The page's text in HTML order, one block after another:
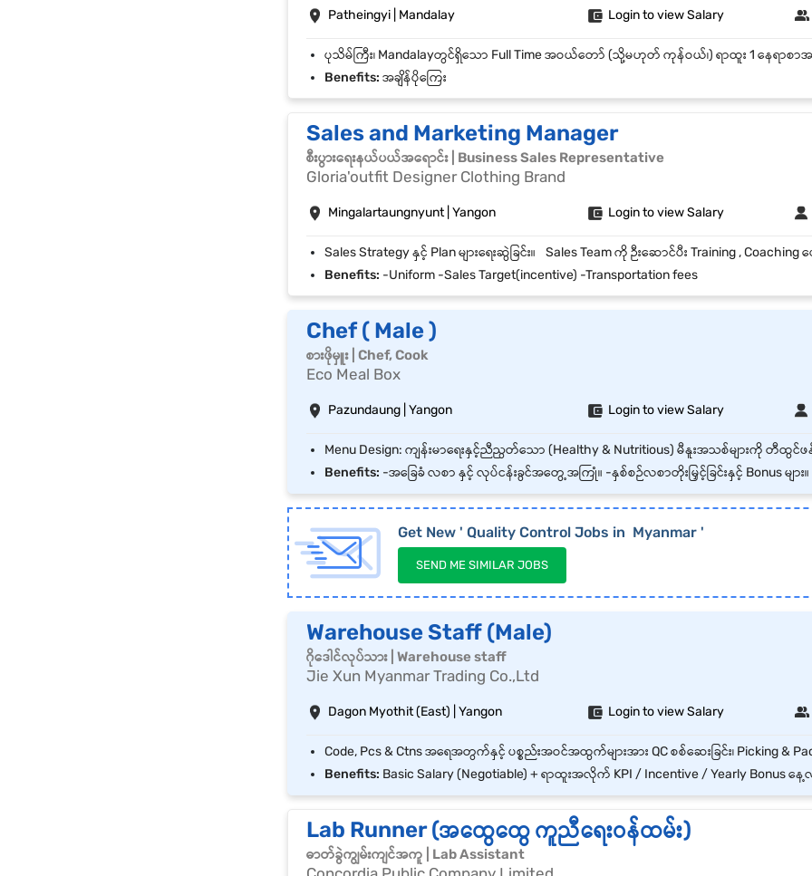
Patheingyi | Mandalay Login to view Salary
Benefits: အချိန်ပိုကြေး
Sales and Marketing Manager
စီးပွားရေးနယ်ပယ်အရောင်း | Business Sales Representative
Gloria'outfit Designer Clothing Brand
Mingalartaungnyunt | Yangon Login to view Salary
Benefits: -Uniform -Sales Target(incentive) -Transportation fees
Chef ( Male )
စားဖိုမှူး | Chef, Cook
Eco Meal Box
Pazundaung | Yangon Login to view Salary
Benefits: -အခြေခံ လစာ နှင့် လုပ်ငန်းခွင်အတွေ့အကြုံ။ -နှစ်စဉ်လစာတိုးမြှင့်ခြင်းနှင့် Bonus များ။
Get New ' Quality Control Jobs in Myanmar '
SEND ME SIMILAR JOBS
Warehouse Staff (Male)
ဂိုဒေါင်လုပ်သား | Warehouse staff
Jie Xun Myanmar Trading Co.,Ltd
Dagon Myothit (East) | Yangon Login to view Salary
Benefits: Basic Salary (Negotiable) + ရာထူးအလိုက် KPI / Incentive / Yearly Bonus နေ့လည်စာ (Lunch Provided) + ကားခ
Lab Runner (အထွေထွေ ကူညီရေးဝန်ထမ်း)
ဓာတ်ခွဲကျွမ်းကျင်အကူ | Lab Assistant